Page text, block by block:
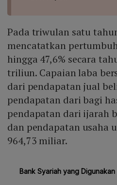
Pada triwulan satu
mencatatkan
hingga 47,6% secara
triliun. Capaian laba
dari pendapatan jual
pendapatan dari bagi
pendapatan dari ijarah
dan pendapatan usaha
964,73 miliar.